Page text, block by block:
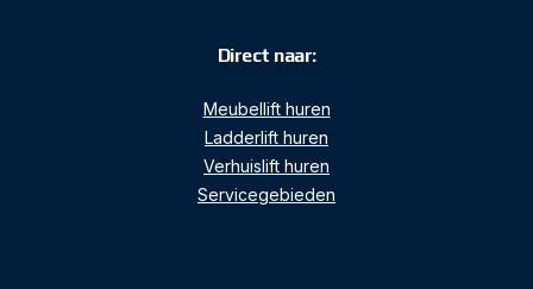
Direct naar:
Meubellift huren
Ladderlift huren
Verhuislift huren
Servicegebieden